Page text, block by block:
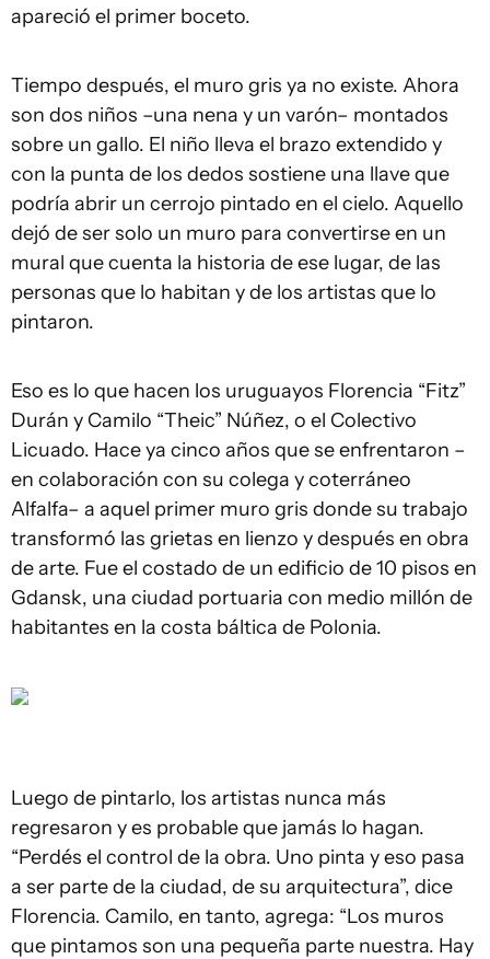
apareció el primer boceto.
Tiempo después, el muro gris ya no existe. Ahora
son dos niños –una nena y un varón– montados
sobre un gallo. El niño lleva el brazo extendido y
con la punta de los dedos sostiene una llave que
podría abrir un cerrojo pintado en el cielo. Aquello
dejó de ser solo un muro para convertirse en un
mural que cuenta la historia de ese lugar, de las
personas que lo habitan y de los artistas que lo
pintaron.
Eso es lo que hacen los uruguayos Florencia “Fitz”
Durán y Camilo “Theic” Núñez, o el Colectivo
Licuado. Hace ya cinco años que se enfrentaron –
en colaboración con su colega y coterráneo
Alfalfa– a aquel primer muro gris donde su trabajo
transformó las grietas en lienzo y después en obra
de arte. Fue el costado de un edificio de 10 pisos en
Gdansk, una ciudad portuaria con medio millón de
habitantes en la costa báltica de Polonia.
Luego de pintarlo, los artistas nunca más
regresaron y es probable que jamás lo hagan.
“Perdés el control de la obra. Uno pinta y eso pasa
a ser parte de la ciudad, de su arquitectura”, dice
Florencia. Camilo, en tanto, agrega: “Los muros
que pintamos son una pequeña parte nuestra. Hay